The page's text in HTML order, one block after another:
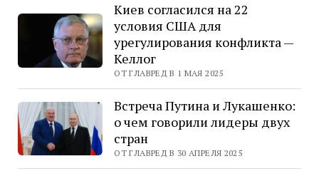
Киев согласился на 22
условия США для
урегулирования конфликта —
Келлог
ОТ ГЛАВРЕД В 1 МАЯ 2025
Встреча Путина и Лукашенко:
о чем говорили лидеры двух
стран
ОТ ГЛАВРЕД В 30 АПРЕЛЯ 2025